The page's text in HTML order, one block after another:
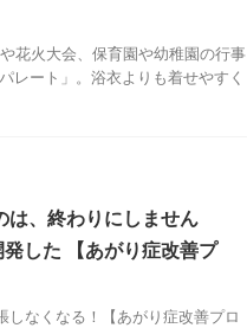
花火大会、保育園や幼稚園の行事
レート」。浴衣よりも着せやすく
は、終わりにしません
した 【あがり症改善プ
なくなる！【あがり症改善プロ